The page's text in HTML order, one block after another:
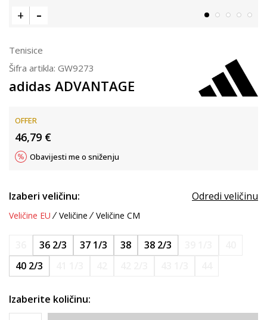
Tenisice
Šifra artikla: GW9273
adidas ADVANTAGE
OFFER
46,79 €
Obavijesti me o sniženju
Izaberi veličinu: Odredi veličinu
Veličine EU Veličine Veličine CM
36 2/3 37 1/3 38 38 2/3
40 2/3
Izaberite količinu: